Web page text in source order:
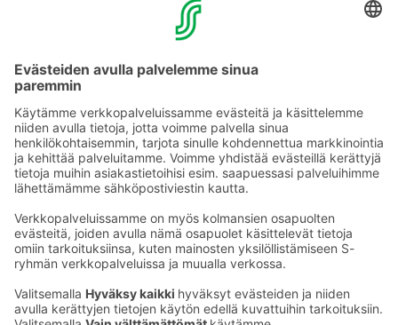
immateriaalioikeuksin suojattua materiaalia, tai
kopioi tekstiä, kuvia tai sisältöä suoraan muista
julkaisuista tai medioista
markkinoi tai mainosta tuotetta tai palvelua
lähetä samaa viestiä useampaan kertaan tai lisää
uudelleen jo poistettua viestiä
Ota yhteyttä
Hotellien yhteystiedot
Asiakaspalvelun yhteystiedot›
Palaute
Sokos Hotels uutiskirje
Tilaa uutiskirje
Saat Sokos Hotellien uusimmat
edut ja uutiset sähköpostiisi